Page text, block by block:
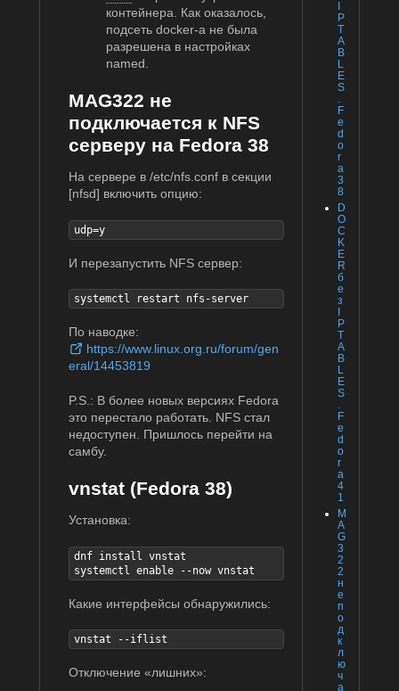
P
T
A
B
L
E
S
.
F
e
d
o
r
a
3
8
D
O
C
K
E
R
б
е
з
P
T
A
B
L
E
S
.
F
e
d
o
r
a
4
1
M
A
G
3
2
2
н
е
п
о
д
к
л
ю
ч
а
контейнера. Как оказалось,
подсеть docker-а не была
разрешена в настройках
named.
MAG322 не
подключается к NFS
серверу на Fedora 38
На сервере в /etc/nfs.conf в секции
[nfsd] включить опцию:
udp=y
И перезапустить NFS сервер:
systemctl restart nfs-server
По наводке:
https://www.linux.org.ru/forum/gen
eral/14453819
P.S.: В более новых версиях Fedora
это перестало работать. NFS стал
недоступен. Пришлось перейти на
самбу.
vnstat (Fedora 38)
Установка:
dnf install vnstat
systemctl enable --now vnstat
Какие интерфейсы обнаружились:
vnstat --iflist
Отключение «лишних»: